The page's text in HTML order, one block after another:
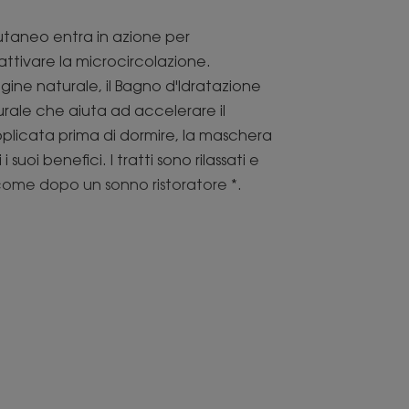
entra in azione per
la microcircolazione.
naturale, il Bagno d'Idratazione
che aiuta ad accelerare il
prima di dormire, la maschera
benefici. I tratti sono rilassati e
dopo un sonno ristoratore *.
il rituale Klorane che si trova